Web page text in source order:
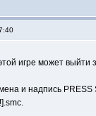
игре может выйти
и надпись PRESS